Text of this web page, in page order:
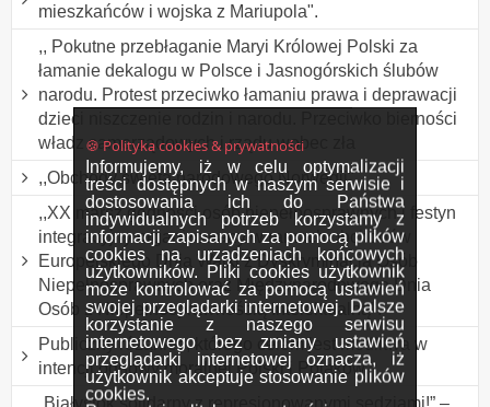
🍪 Polityka cookies & prywatności
Informujemy, iż w celu optymalizacji
treści dostępnych w naszym serwisie i
dostosowania ich do Państwa
indywidualnych potrzeb korzystamy z
informacji zapisanych za pomocą plików
cookies na urządzeniach końcowych
użytkowników. Pliki cookies użytkownik
może kontrolować za pomocą ustawień
swojej przeglądarki internetowej. Dalsze
korzystanie z naszego serwisu
internetowego bez zmiany ustawień
przeglądarki internetowej oznacza, iż
użytkownik akceptuje stosowanie plików
cookies.
mieszkańców i wojska z Mariupola".
,, Pokutne przebłaganie Maryi Królowej Polski za
łamanie dekalogu w Polsce i Jasnogórskich ślubów
narodu. Protest przeciwko łamaniu prawa i deprawacji
dzieci niszczenie rodzin i narodu. Przeciwko bierności
władz samorządowych i rządu wobec zła
,,Obchody święta narodowego Norwegii".
,,XX marsz godności osób niepełnosprawnych i festyn
integracyjny organizowany w ramach obchodów
Europejskiego Dnia Walki z Dyskryminacją Osób
Niepełnosprawnych oraz Międzynarodowego Dnia
Osób z Niepełnosprawnością Intelektualną".
Publiczny różaniec, którego celem jest modlitwa w
intencji odnowy moralnej Polski i Polaków.
„Białystok solidarny z represjonowanymi sędziami!” –